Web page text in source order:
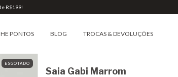
R$199!
PONTOS BLOG TROCAS & DEVOLUÇÕES
ESGOTADO
Saia Gabi Marrom